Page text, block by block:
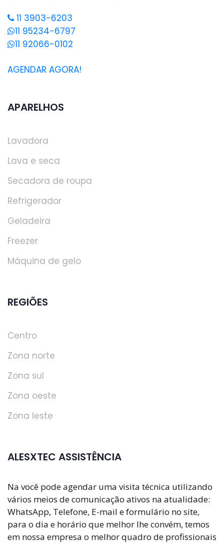
11 3903-6203
11 95234-6797
11 92066-0102
AGENDAR AGORA!
APARELHOS
Lavadora
Lava e seca
Secadora de roupa
Refrigerador
Geladeira
Freezer
Máquina de gelo
REGIÕES
Centro
Zona norte
Zona sul
Zona oeste
Zona leste
ALESXTEC ASSISTÊNCIA
Na você pode agendar uma visita técnica utilizando
vários meios de comunicação ativos na atualidade:
WhatsApp, Telefone, E-mail e formulário no site,
para o dia e horário que melhor lhe convém, temos
em nossa empresa o melhor quadro de profissionais